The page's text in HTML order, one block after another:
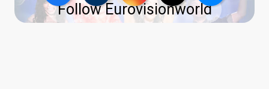
Follow Eurovisionworld